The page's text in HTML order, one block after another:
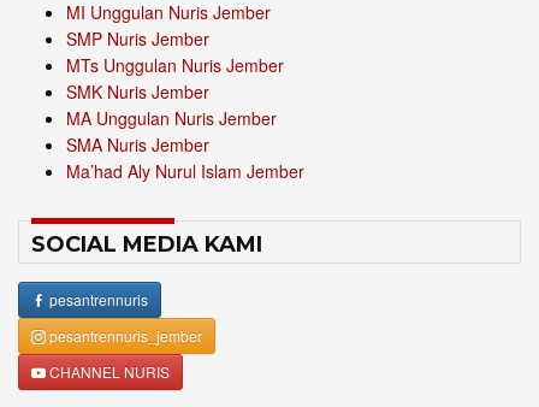
MI Unggulan Nuris Jember
SMP Nuris Jember
MTs Unggulan Nuris Jember
SMK Nuris Jember
MA Unggulan Nuris Jember
SMA Nuris Jember
Ma’had Aly Nurul Islam Jember
SOCIAL MEDIA KAMI
pesantrennuris
pesantrennuris_jember
CHANNEL NURIS